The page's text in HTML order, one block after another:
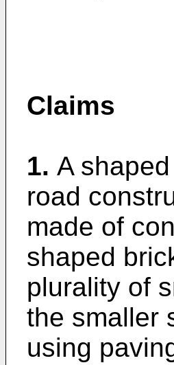
Claims
1. A
road
made of
shaped
plurality of
the smaller
using